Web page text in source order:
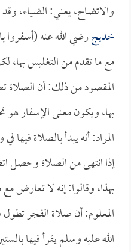
والاتضاح، يعني: الضياء،
خديجرضي الله عنه
مع ما تقدم من التغليس بها،
المقصود من ذلك: أن الصلاة
بها، ويكون معنى الإسفار
المراد: أنه يبدأ بالصلاة
إذا انتهى من الصلاة وحصل
بهذا، وقالوا: إنه لا تعارض
المعلوم: أن صلاة الفجر
الله عليه وسلم يقرأ فيها